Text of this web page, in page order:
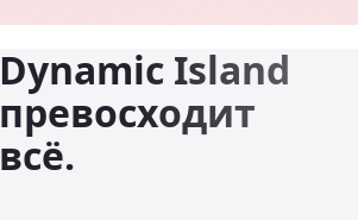
Dynamic Island
превосходит
всё.